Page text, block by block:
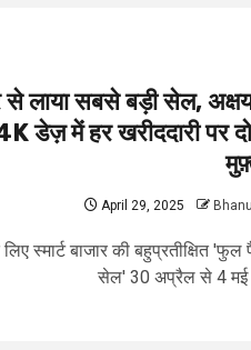
से लाया सबसे बड़ी सेल,
डेज़ में हर खरीददारी पर
April 29, 2025
स्मार्ट बाजार की बहुप्रतीक्षित
सेल' 30 अप्रैल से 4 मई